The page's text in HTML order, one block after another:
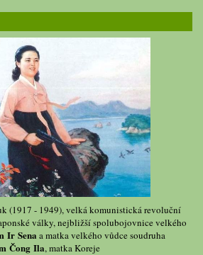
(1917 - 1949), velká komunistická revoluční
války, nejbližší spolubojovnice velkého
Ir Sena a matka velkého vůdce soudruha
Čong Ila, matka Koreje